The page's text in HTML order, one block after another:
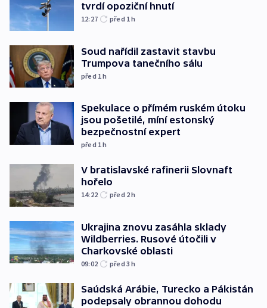
tvrdí opoziční hnutí
12:27 před 1h
Soud nařídil zastavit stavbu
Trumpova tanečního sálu
před 1h
Spekulace o přímém ruském útoku
jsou pošetilé, míní estonský
bezpečnostní expert
před 1h
V bratislavské rafinerii Slovnaft
hořelo
14:22 před 2h
Ukrajina znovu zasáhla sklady
Wildberries. Rusové útočili v
Charkovské oblasti
09:02 před 3h
Saúdská Arábie, Turecko a Pákistán
podepsaly obrannou dohodu